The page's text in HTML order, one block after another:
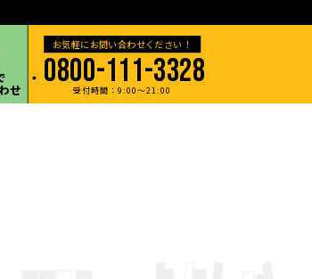
の出張買取も承ります。
せ
0800-111-3328
受付時間：9:00～21:00